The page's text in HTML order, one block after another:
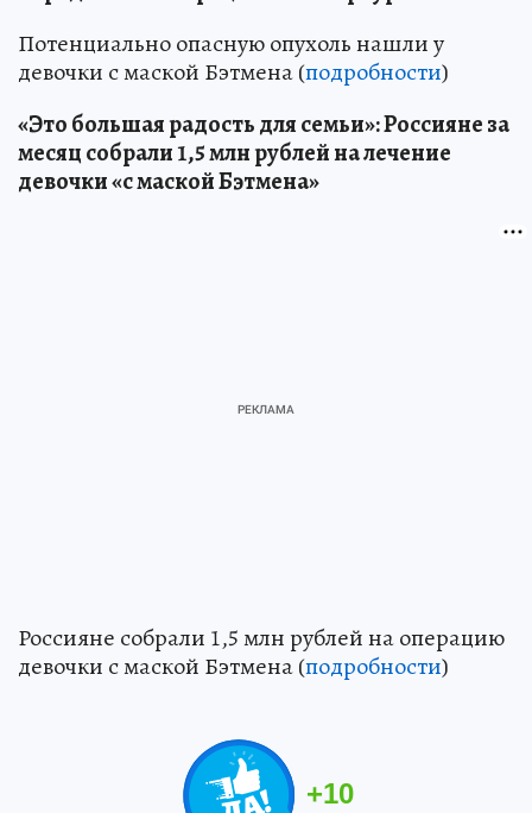
Потенциально опасную опухоль нашли у
девочки с маской Бэтмена (подробности)
«Это большая радость для семьи»: Россияне за
месяц собрали 1,5 млн рублей на лечение
девочки «с маской Бэтмена»
Россияне собрали 1,5 млн рублей на операцию
девочки с маской Бэтмена (подробности)
+10